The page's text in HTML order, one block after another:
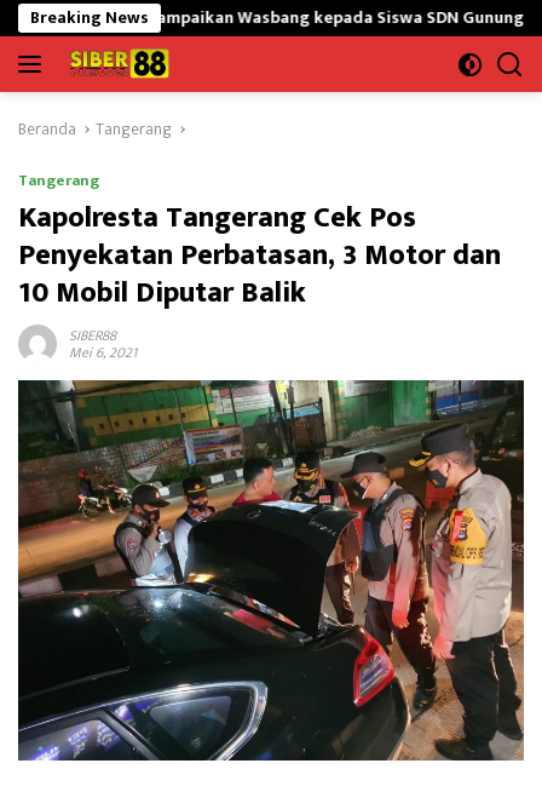
Langsung
ke
konten
Breaking News
Wasbang kepada Siswa SDN Gunung Susu
Beranda Tangerang
Tangerang
Kapolresta Tangerang Cek Pos
Penyekatan Perbatasan, 3 Motor dan
10 Mobil Diputar Balik
SIBER88
Mei 6, 2021